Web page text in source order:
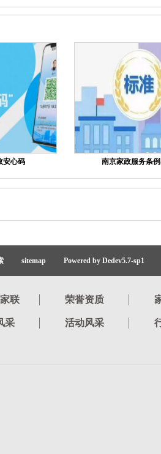
安心码 南京家政服务条
sitemap Powered by Dedev5.7-sp1
联 荣誉资质
采 活动风采